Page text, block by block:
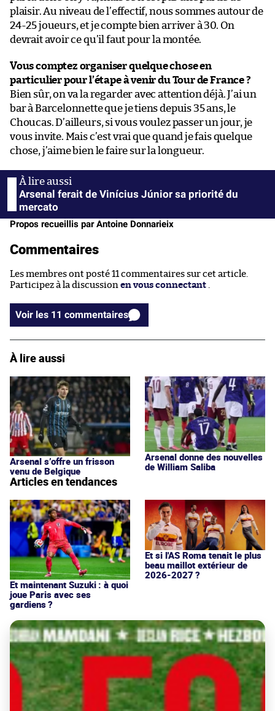
plaisir. Au niveau de l’effectif, nous sommes autour de
24-25 joueurs, et je compte bien arriver à 30. On
devrait avoir ce qu’il faut pour la montée.
Vous comptez organiser quelque chose en
particulier pour l’étape à venir du Tour de France ?
Bien sûr, on va la regarder avec attention déjà. J’ai un
bar à Barcelonnette que je tiens depuis 35 ans, le
Choucas. D’ailleurs, si vous voulez passer un jour, je
vous invite. Mais c’est vrai que quand je fais quelque
chose, j’aime bien le faire sur la longueur.
Arsenal ferait de Vinícius Júnior sa priorité du
mercato
Propos recueillis par Antoine Donnarieix
Commentaires
Les membres ont posté 11 commentaires sur cet article.
Participez à la discussion en vous connectant .
Voir les 11 commentaires
À lire aussi
Arsenal s’offre un frisson
venu de Belgique
Arsenal donne des nouvelles
de William Saliba
Articles en tendances
Et maintenant Suzuki : à quoi
joue Paris avec ses
gardiens ?
Et si l'AS Roma tenait le plus
beau maillot extérieur de
2026-2027 ?